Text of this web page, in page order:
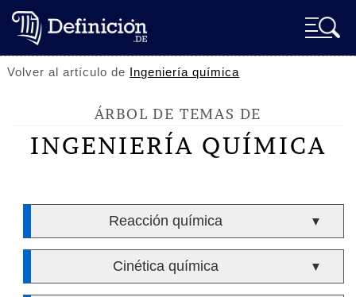
Volver al artículo de Ingeniería química
ÁRBOL DE TEMAS DE
INGENIERÍA QUÍMICA
Reacción química ▼
Cinética química ▼